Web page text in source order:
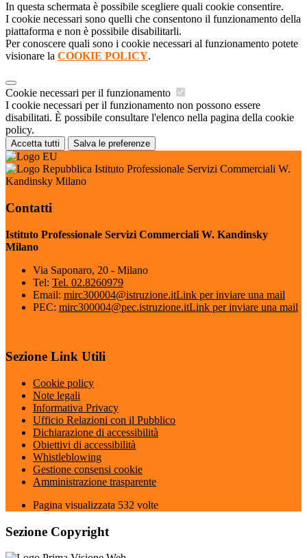
In questa schermata è possibile scegliere quali cookie consentire.
I cookie necessari sono quelli che consentono il funzionamento della
piattaforma e non è possibile disabilitarli.
Per conoscere quali sono i cookie necessari al funzionamento potete
visionare la COOKIE POLICY.
Cookie necessari per il funzionamento
I cookie necessari per il funzionamento non possono essere
disabilitati. È possibile consultare l'elenco nella pagina della cookie
policy.
Accetta tutti Salva le preferenze
Istituto Professionale Servizi Commerciali W.
Kandinsky Milano
Contatti
Istituto Professionale Servizi Commerciali W. Kandinsky
Milano
Via Saponaro, 20 - Milano
Tel: Tel. 02.8260979
Email: mirc300004@istruzione.itLink per inviare una mail
PEC: mirc300004@pec.istruzione.itLink per inviare una mail
Sezione Link Utili
Cookie policy
Note legali
Informativa Privacy
Ufficio Relazioni con il Pubblico
Dichiarazione di accessibilità
Obiettivi di accessibilità
Whistleblowing
Gestione consensi cookie
Amministrazione trasparente
Pagina visualizzata 532 volte
Sezione Copyright